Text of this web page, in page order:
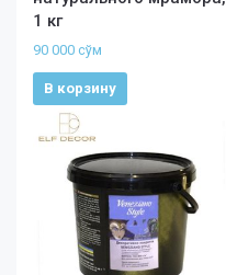
1 кг
90 000 сўм
В корзину